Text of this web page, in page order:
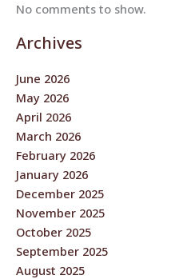
No comments to show.
Archives
June 2026
May 2026
April 2026
March 2026
February 2026
January 2026
December 2025
November 2025
October 2025
September 2025
August 2025